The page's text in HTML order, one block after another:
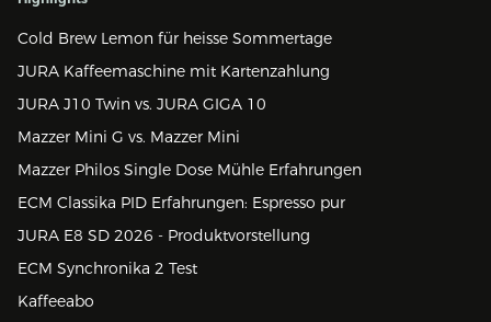
Cold Brew Lemon für heisse Sommertage
JURA Kaffeemaschine mit Kartenzahlung
JURA J10 Twin vs. JURA GIGA 10
Mazzer Mini G vs. Mazzer Mini
Mazzer Philos Single Dose Mühle Erfahrungen
ECM Classika PID Erfahrungen: Espresso pur
JURA E8 SD 2026 - Produktvorstellung
ECM Synchronika 2 Test
Kaffeeabo